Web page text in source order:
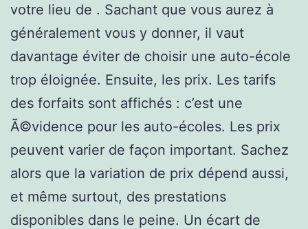
votre lieu de . Sachant que vous aurez à
généralement vous y donner, il vaut
davantage éviter de choisir une auto-école
trop éloignée. Ensuite, les prix. Les tarifs
des forfaits sont affichés : c’est une
Ã©vidence pour les auto-écoles. Les prix
peuvent varier de façon important. Sachez
alors que la variation de prix dépend aussi,
et même surtout, des prestations
disponibles dans le peine. Un écart de